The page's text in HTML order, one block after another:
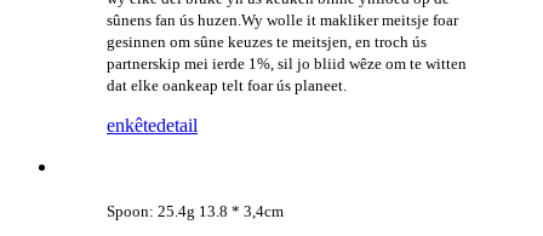
sûnens fan ús huzen.Wy wolle it makliker meitsje foar
gesinnen om sûne keuzes te meitsjen, en troch ús
partnerskip mei ierde 1%, sil jo bliid wêze om te witten
dat elke oankeap telt foar ús planeet.
enkêtedetail
Spoon: 25.4g 13.8 * 3,4cm